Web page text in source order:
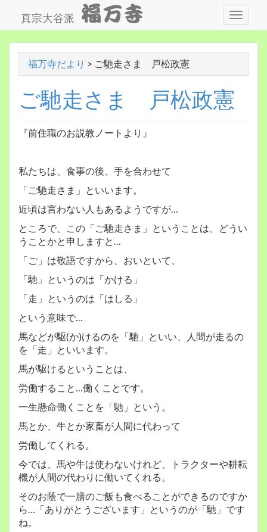
真宗大谷派
福万寺だより > ご馳走さま 戸松政憲
ご馳走さま 戸松政憲
『前住職のお説教ノートより』
私たちは、食事の後、手を合わせて
「ご馳走さま」といいます。
近頃は言わない人もあるようですが…
ところで、この「ご馳走さま」ということは、どうい
うことかと申しますと…
「ご」は敬語ですから、おいといて、
「馳」というのは「かける」
「走」というのは「はしる」
という意味で…
馬などが駆(か)けるのを「馳」といい、人間が走るの
を「走」といいます。
馬が駆けるということは、
労働すること…働くことです。
一生懸命働くことを「馳」という。
馬とか、牛とか家畜が人間に代わって
労働してくれる。
今では、馬や牛は使わないけれど、トラクターや耕耘
機が人間の代わりに働いてくれる。
そのお蔭で一膳のご飯も食べることができるのですか
ら…「ありがとうございます」というのが「馳」です
ね。